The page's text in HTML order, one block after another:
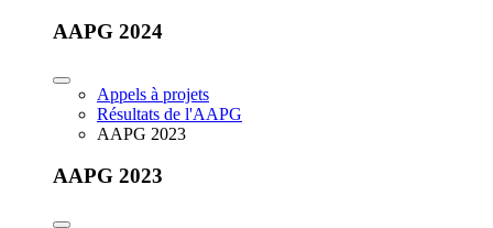
AAPG 2024
Appels à projets
Résultats de l'AAPG
AAPG 2023
AAPG 2023